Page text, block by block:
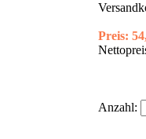
Preis:
Anzahl: